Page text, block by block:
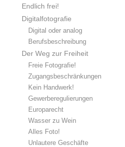
Endlich frei!
Digitalfotografie
Digital oder analog
Berufsbeschreibung
Der Weg zur Freiheit
Freie Fotografie!
Zugangsbeschränkungen
Kein Handwerk!
Gewerberegulierungen
Europarecht
Wasser zu Wein
Alles Foto!
Unlautere Geschäfte